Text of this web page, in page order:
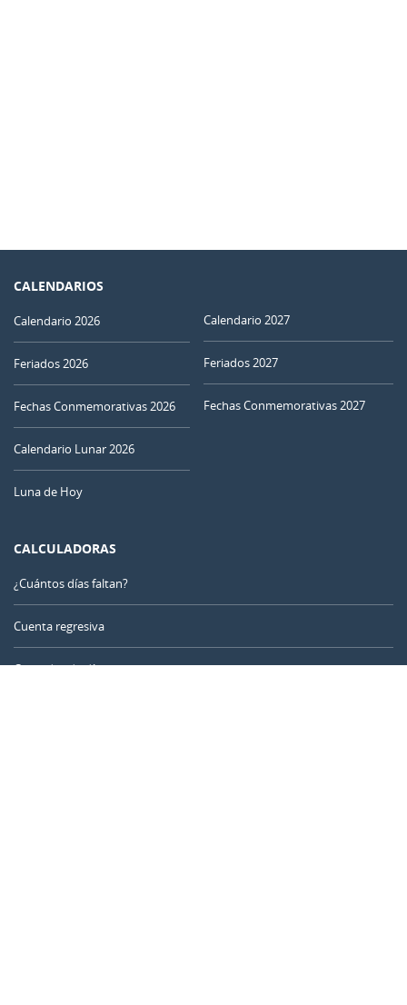
CALENDARIOS
Calendario 2026
Feriados 2026
Fechas Conmemorativas 2026
Calendario Lunar 2026
Luna de Hoy
Calendario 2027
Feriados 2027
Fechas Conmemorativas 2027
CALCULADORAS
¿Cuántos días faltan?
Cuenta regresiva
Contador de días